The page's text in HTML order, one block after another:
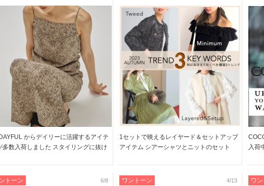
ワンピ や メンズライク な ボック
ャツ、 スキッパーニット など春
作が入荷♪
からデイリーに活躍するアイテ
多数入荷しました スタイリングに抜け
のトーンがシックなジャガードドレスな
えるデザイン性の高さが魅力です ワー
】ワントーンや透け感のある1セット
で、こなれ感漂うスタイルに♪
1セットで映えるレイヤード＆セットアップ
アイテム シアーシャツとニットのセット
フェミニンかつモードな装いが叶う、おすす
めの新作をピックアップしました♪ 是非チェ
分
ワン
入荷
くれ
す デ
トーン 6/8 ワントーン 4/13 ワ